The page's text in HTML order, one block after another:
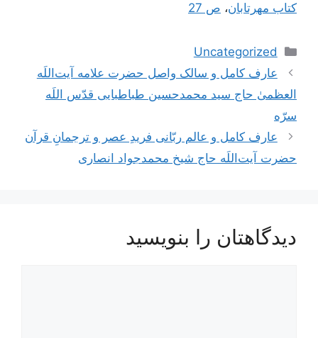
کتاب مهرتابان، ص 27
دسته‌ها
Uncategorized
ناوبری
نوشته‌ها
عارف کامل و سالک واصل حضرت علامه آیت‌اللَه
العظمیٰ حاج سید محمدحسین طباطبایی قدّس اللَه
سرّه
عارف کامل و عالم ربّانی فریدِ عصر و ترجمانِ قرآن
حضرت آیت‌اللَه حاج شیخ محمدجواد انصاری
دیدگاهتان را بنویسید